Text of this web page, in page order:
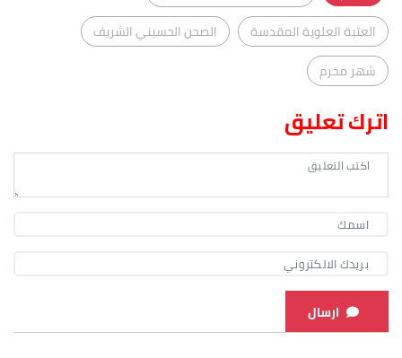
العتبة العلوية المقدسة
الصحن الحسيني الشريف
شهر محرم
اترك تعليق
ارسال